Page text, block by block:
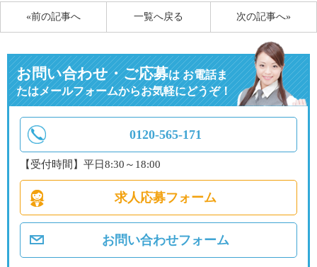
«前の記事へ 次の記事へ»
一覧へ戻る
お問い合わせ・ご応募はお電話ま
たはメールフォームからお気軽にどうぞ！
0120-565-171
【受付時間】平日8:30～18:00
求人応募フォーム
お問い合わせフォーム